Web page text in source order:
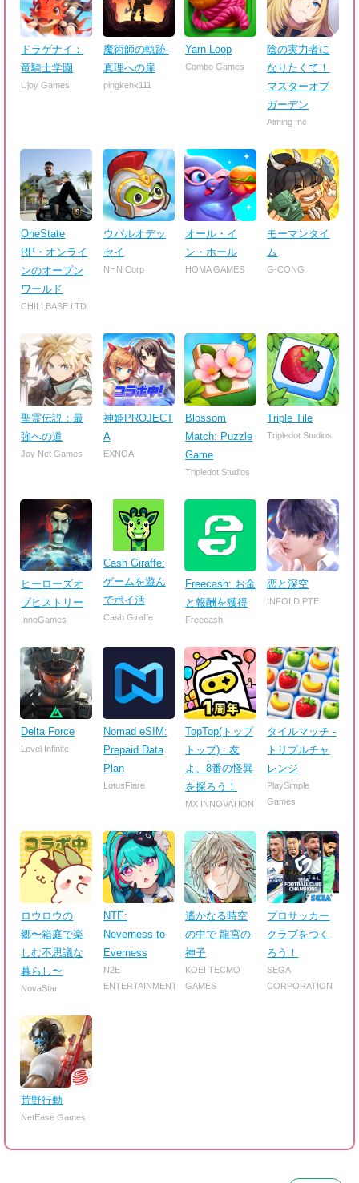
ドラゲナイ：
竜騎士学園
Ujoy Games
魔術師の軌跡-
真理への扉
pingkehk111
Yarn Loop
Combo Games
陰の実力者に
なりたくて！
マスターオブ
ガーデン
Aiming Inc
OneState
RP・オンライ
ンのオープン
ワールド
CHILLBASE LTD
ウパルオデッ
セイ
NHN Corp
オール・イ
ン・ホール
HOMA GAMES
モーマンタイ
ム
G-CONG
聖霊伝説：最
強への道
Joy Net Games
神姫PROJECT
A
EXNOA
Blossom
Match: Puzzle
Game
Tripledot Studios
Triple Tile
Tripledot Studios
ヒーローズオ
ブヒストリー
InnoGames
Cash Giraffe:
ゲームを遊ん
でポイ活
Cash Giraffe
Freecash: お金
と報酬を獲得
Freecash
恋と深空
INFOLD PTE
Delta Force
Level Infinite
Nomad eSIM:
Prepaid Data
Plan
LotusFlare
TopTop(トップ
トップ) : 友
よ、8番の怪異
を探ろう！
MX INNOVATION
タイルマッチ -
トリプルチャ
レンジ
PlaySimple
Games
ロウロウの
郷〜箱庭で楽
しむ不思議な
暮らし〜
NovaStar
NTE:
Neverness to
Everness
N2E
ENTERTAINMENT
遙かなる時空
の中で 龍宮の
神子
KOEI TECMO
GAMES
プロサッカー
クラブをつく
ろう！
SEGA
CORPORATION
荒野行動
NetEase Games